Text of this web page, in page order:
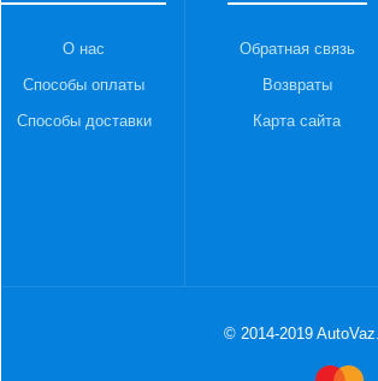
О нас
Способы оплаты
Способы доставки
Обратная связь
Возвраты
Карта сайта
© 2014-2019